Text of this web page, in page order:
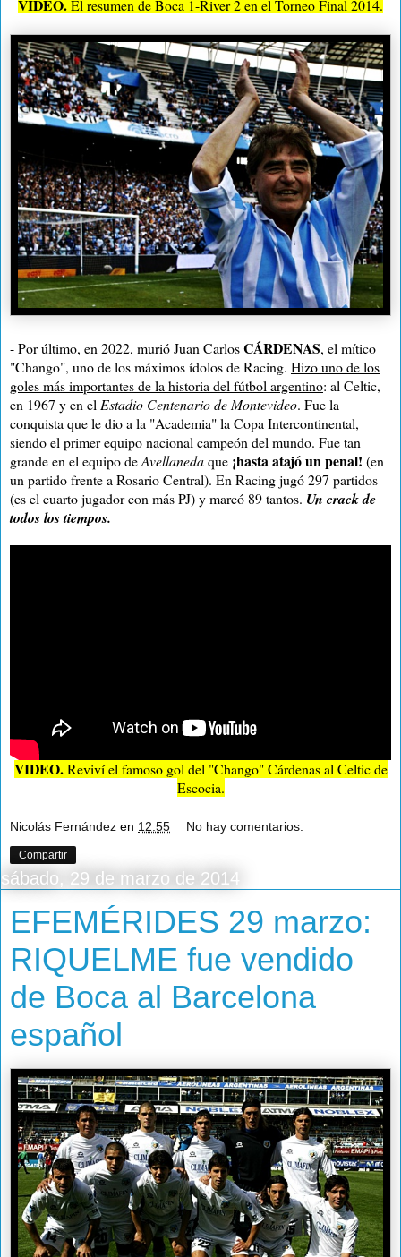
VIDEO.El resumen de Boca 1-River 2 en el Torneo Final 2014.
- Por último, en 2022, murió Juan CarlosCÁRDENAS, el mítico
"Chango", uno de los máximos ídolos de Racing. Hizo uno de los
goles más importantes de la historia del fútbol argentino: al Celtic,
en 1967 y en el Estadio Centenario de Montevideo. Fue la
conquista que le dio a la "Academia" la Copa Intercontinental,
siendo el primer equipo nacional campeón del mundo. Fue tan
grande en el equipo deAvellanedaque ¡hasta atajó un penal! (en
un partido frente a Rosario Central). En Racing jugó 297 partidos
(es el cuarto jugador con más PJ) y marcó 89 tantos. Un crack de
todos los tiempos.
VIDEO.Reviví el famoso gol del "Chango" Cárdenas al Celtic de
Escocia.
Nicolás Fernández en 12:55 No hay comentarios:
Compartir
sábado, 29 de marzo de 2014
EFEMÉRIDES 29 marzo:
RIQUELME fue vendido
de Boca al Barcelona
español